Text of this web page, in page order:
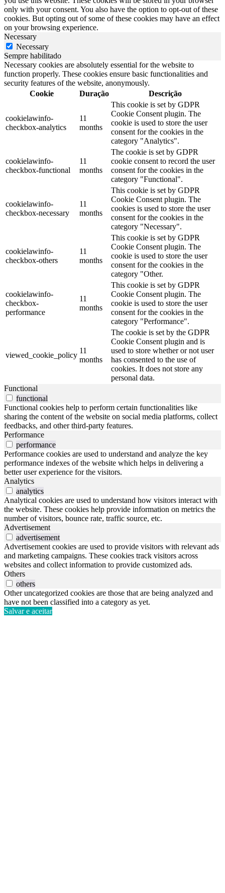
only with your consent. You also have the option to opt-out of these
cookies. But opting out of some of these cookies may have an effect
on your browsing experience.
Necessary
Necessary
Sempre habilitado
Necessary cookies are absolutely essential for the website to
function properly. These cookies ensure basic functionalities and
security features of the website, anonymously.
Cookie
Duração Descrição
cookielawinfo-
checkbox-analytics
11
months
This cookie is set by GDPR
Cookie Consent plugin. The
cookie is used to store the user
consent for the cookies in the
category "Analytics".
cookielawinfo-
checkbox-functional
11
months
The cookie is set by GDPR
cookie consent to record the user
consent for the cookies in the
category "Functional".
cookielawinfo-
checkbox-necessary
11
months
This cookie is set by GDPR
Cookie Consent plugin. The
cookies is used to store the user
consent for the cookies in the
category "Necessary".
cookielawinfo-
checkbox-others
11
months
This cookie is set by GDPR
Cookie Consent plugin. The
cookie is used to store the user
consent for the cookies in the
category "Other.
cookielawinfo-
checkbox-
performance
11
months
This cookie is set by GDPR
Cookie Consent plugin. The
cookie is used to store the user
consent for the cookies in the
category "Performance".
viewed_cookie_policy
11
months
The cookie is set by the GDPR
Cookie Consent plugin and is
used to store whether or not user
has consented to the use of
cookies. It does not store any
personal data.
Functional
functional
Functional cookies help to perform certain functionalities like
sharing the content of the website on social media platforms, collect
feedbacks, and other third-party features.
Performance
performance
Performance cookies are used to understand and analyze the key
performance indexes of the website which helps in delivering a
better user experience for the visitors.
Analytics
analytics
Analytical cookies are used to understand how visitors interact with
the website. These cookies help provide information on metrics the
number of visitors, bounce rate, traffic source, etc.
Advertisement
advertisement
Advertisement cookies are used to provide visitors with relevant ads
and marketing campaigns. These cookies track visitors across
websites and collect information to provide customized ads.
Others
others
Other uncategorized cookies are those that are being analyzed and
have not been classified into a category as yet.
Salvar e aceitar